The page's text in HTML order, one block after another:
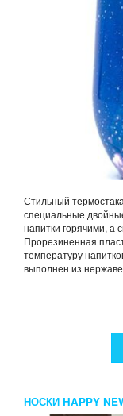
Стильный
специальные
напитки горячими, а
Прорезиненная
температуру
выполнен из
НОСКИ HAPPY